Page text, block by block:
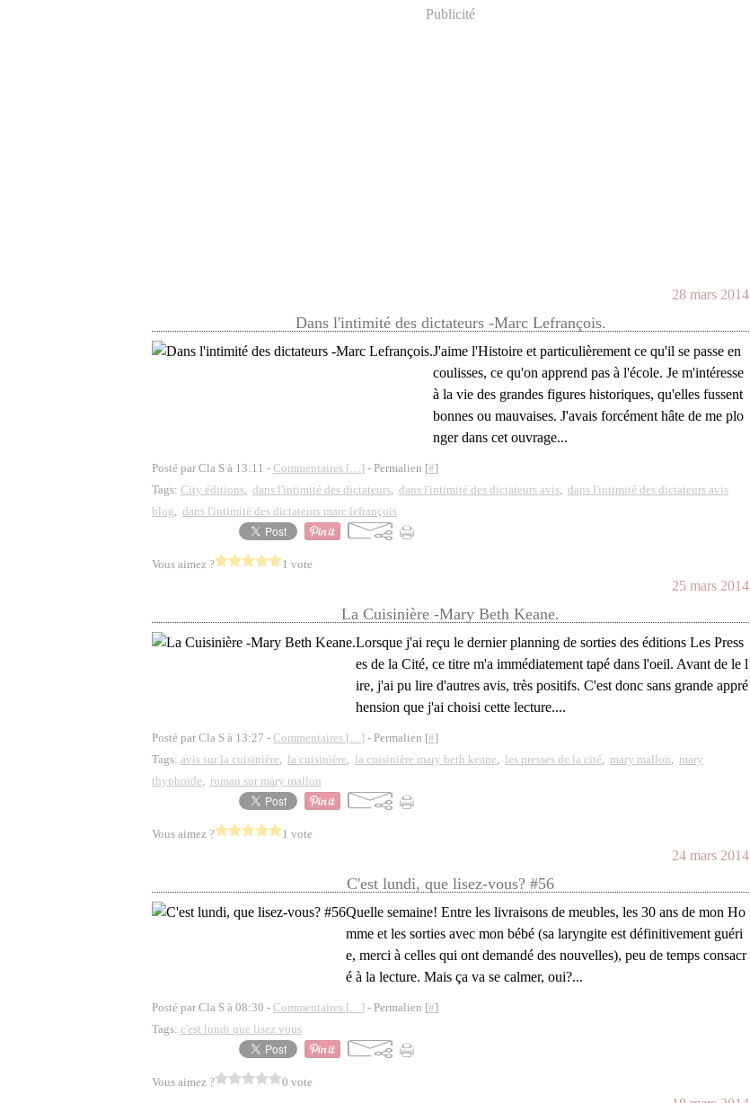
Publicité
28 mars 2014
Dans l'intimité des dictateurs -Marc Lefrançois.
J'aime l'Histoire et particulièrement ce qu'il se passe en
coulisses, ce qu'on apprend pas à l'école. Je m'intéresse
à la vie des grandes figures historiques, qu'elles fussent
bonnes ou mauvaises. J'avais forcément hâte de me plo
nger dans cet ouvrage...
Posté par Cla S à 13:11 - Commentaires […] - Permalien [#]
Tags: City éditions, dans l'intimité des dictateurs, dans l'intimité des dictateurs avis, dans l'intimité des dictateurs avis
blog, dans l'intimité des dictateurs marc lefrançois
Vous aimez ? 1 vote
25 mars 2014
La Cuisinière -Mary Beth Keane.
Lorsque j'ai reçu le dernier planning de sorties des éditions Les Press
es de la Cité, ce titre m'a immédiatement tapé dans l'oeil. Avant de le l
ire, j'ai pu lire d'autres avis, très positifs. C'est donc sans grande appré
hension que j'ai choisi cette lecture....
Posté par Cla S à 13:27 - Commentaires […] - Permalien [#]
Tags: avis sur la cuisinière, la cuisinière, la cuisinière mary beth keane, les presses de la cité, mary mallon, mary
thyphoide, roman sur mary mallon
Vous aimez ? 1 vote
24 mars 2014
C'est lundi, que lisez-vous? #56
Quelle semaine! Entre les livraisons de meubles, les 30 ans de mon Ho
mme et les sorties avec mon bébé (sa laryngite est définitivement guéri
e, merci à celles qui ont demandé des nouvelles), peu de temps consacr
é à la lecture. Mais ça va se calmer, oui?...
Posté par Cla S à 08:30 - Commentaires […] - Permalien [#]
Tags: c'est lundi que lisez vous
Vous aimez ? 0 vote